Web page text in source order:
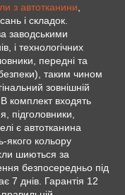
з автотканини
і складок.
заводськими
і технологічних
передні та
таким чином
зовнішній
В комплект входять
підголовники,
є автотканина
якого кольору
шиються за
безпосередньо під
7 днів. Гарантія 12